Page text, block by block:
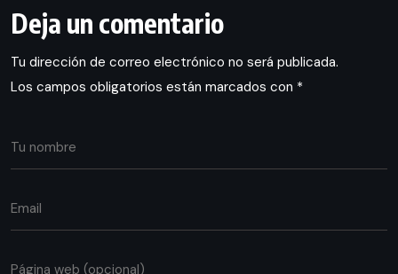
Deja un comentario
Tu dirección de correo electrónico no será publicada.
Los campos obligatorios están marcados con *